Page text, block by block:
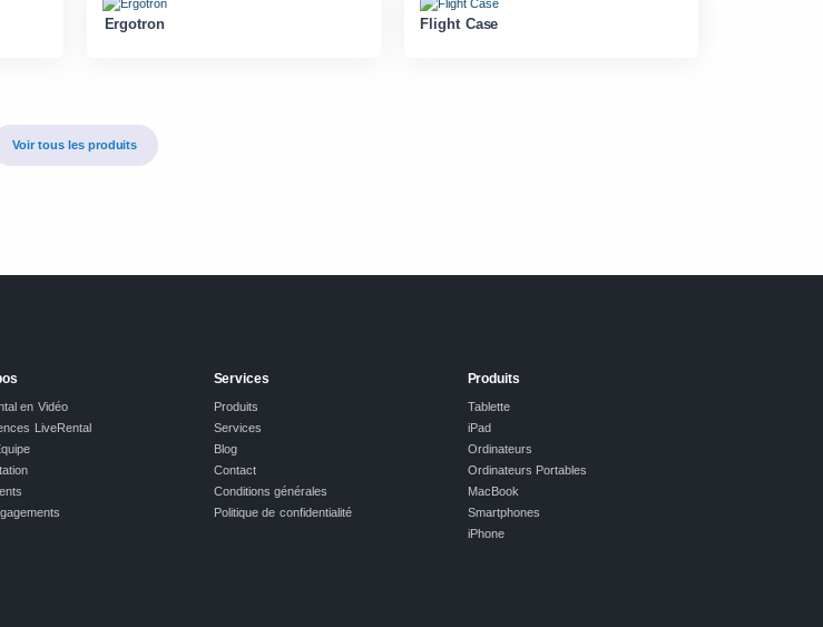
Ergotron Flight Case
Voir tous les produits
en Vidéo
LiveRental
Services
Produits
Services
Blog
Contact
Conditions générales
Politique de confidentialité
Produits
Tablette
iPad
Ordinateurs
Ordinateurs Portables
MacBook
Smartphones
iPhone